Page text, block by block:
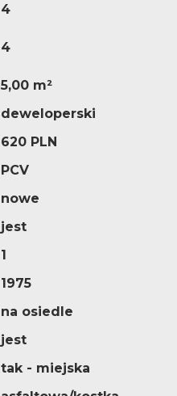
4
4
5,00 m²
deweloperski
620 PLN
PCV
nowe
jest
1
1975
na osiedle
jest
tak - miejska